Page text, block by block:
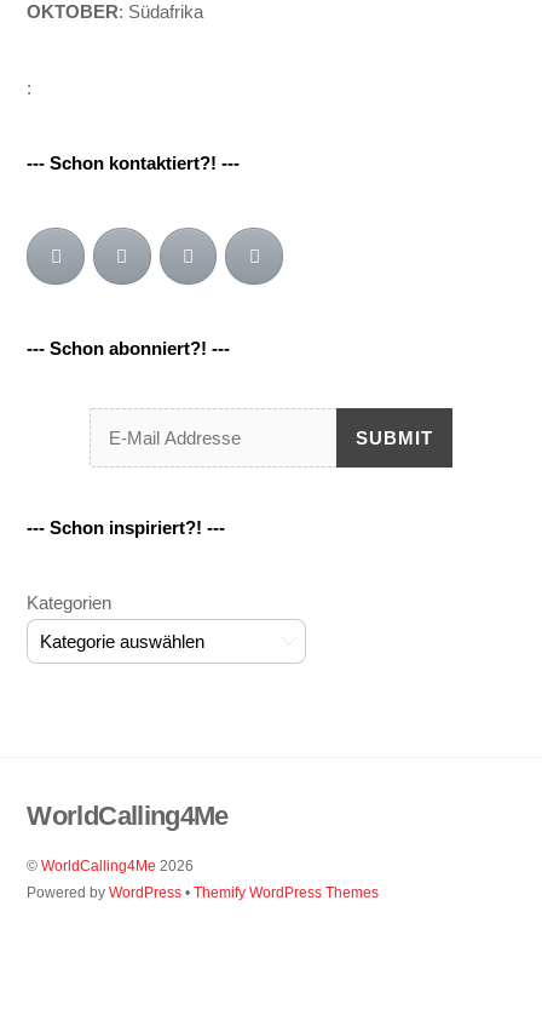
OKTOBER: Südafrika
:
--- Schon kontaktiert?! ---
--- Schon abonniert?! ---
SUBMIT
--- Schon inspiriert?! ---
Kategorien
WorldCalling4Me
©WorldCalling4Me 2026
Powered byWordPress •Themify WordPress Themes